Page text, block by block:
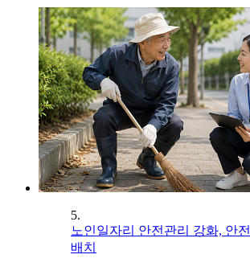
5.
노인일자리 안전관리 강화, 안
배치